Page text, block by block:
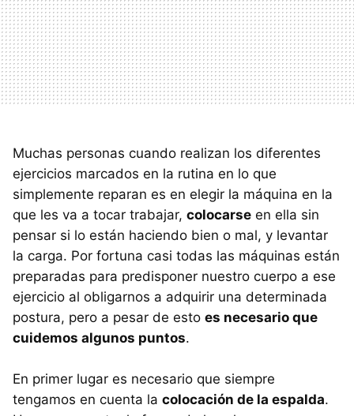
Muchas personas cuando realizan los diferentes
ejercicios marcados en la rutina en lo que
simplemente reparan es en elegir la máquina en la
que les va a tocar trabajar, colocarse en ella sin
pensar si lo están haciendo bien o mal, y levantar
la carga. Por fortuna casi todas las máquinas están
preparadas para predisponer nuestro cuerpo a ese
ejercicio al obligarnos a adquirir una determinada
postura, pero a pesar de esto es necesario que
cuidemos algunos puntos.
En primer lugar es necesario que siempre
tengamos en cuenta la colocación de la espalda.